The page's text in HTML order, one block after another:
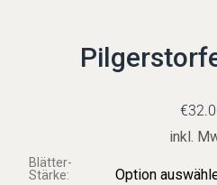
€
inkl.
Blätter-
Stärke: